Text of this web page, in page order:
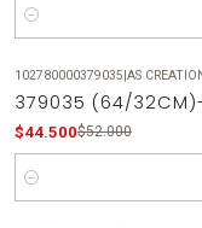
Cantidad
-14% OFF
102780000379035|AS
379035 (64/32CM)-
$44.500$52.000
Cantidad